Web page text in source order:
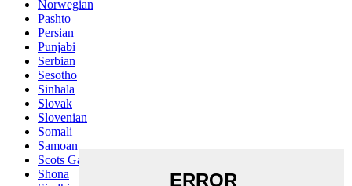
Norwegian
Pashto
Persian
Punjabi
Serbian
Sesotho
Sinhala
Slovak
Slovenian
Somali
Samoan
Scots Gaelic
Shona